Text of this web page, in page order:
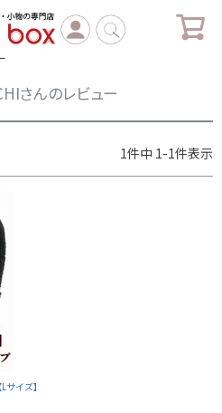
さんのレビュー
1件中 1-1件表示
イズ】